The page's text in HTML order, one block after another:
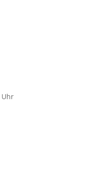
Uhr